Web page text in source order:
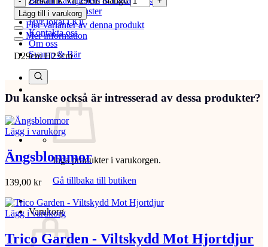
Entreprenadtjänster
Hyr lokal i Kil
Kontakta oss
Om oss
Svamp & Bär
Inga produkter i varukorgen.
Gå tillbaka till butiken
Varukorg
Lägg till i varukorg
Fler varianter av denna produkt
Mer information
D29cm H25cm
Du kanske också är intresserad av dessa produkter?
Lägg i varukorg
Ängsblommor
139,00 kr
Lägg i varukorg
Trico Garden - Viltskydd Mot Hjortdjur